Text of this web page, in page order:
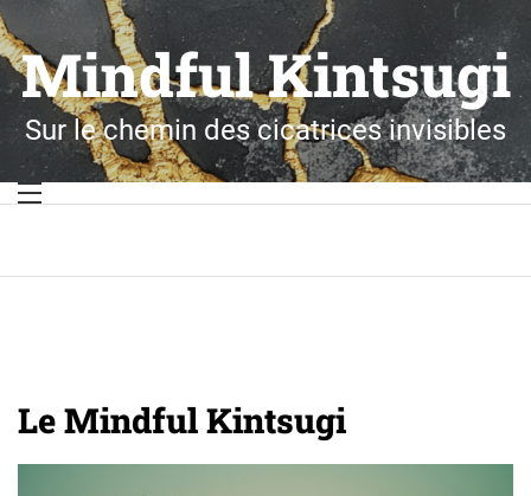
Skip
to
content
Mindful Kintsugi
Sur le chemin des cicatrices invisibles
Le Mindful Kintsugi